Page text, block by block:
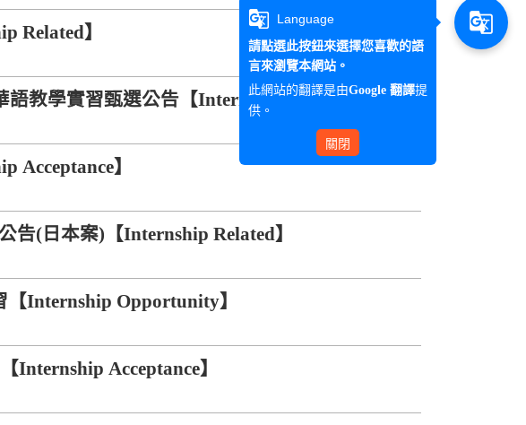
Related】
語教學實習甄選公告【Internship Opportunity】
Acceptance】
告(日本案)【Internship Related】
Internship Opportunity】
Internship Acceptance】
g_translate Language
請點選此按鈕來選擇您喜歡的語
言來瀏覽本網站。
此網站的翻譯是由Google 翻譯提
供。
關閉
g_translate